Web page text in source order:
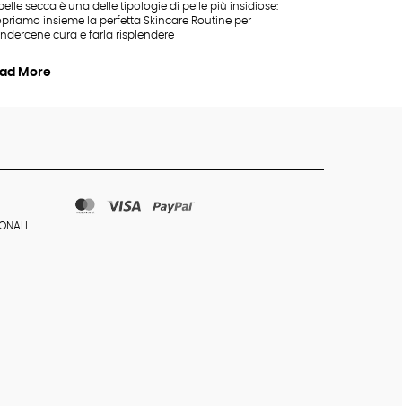
pelle secca è una delle tipologie di pelle più insidiose:
insieme la perfetta Skincare Routine per
cura e farla risplendere
More